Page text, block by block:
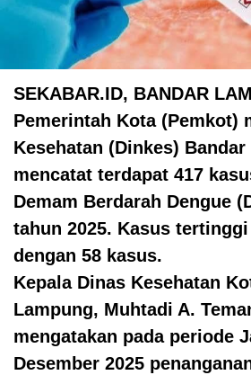
SEKABAR.ID, BANDAR
Pemerintah Kota (Pemkot)
Kesehatan (Dinkes)
mencatat terdapat 417
Demam Berdarah Dengue
tahun 2025. Kasus
dengan 58 kasus.
Kepala Dinas Kesehatan
Lampung, Muhtadi A.
mengatakan pada periode
Desember 2025